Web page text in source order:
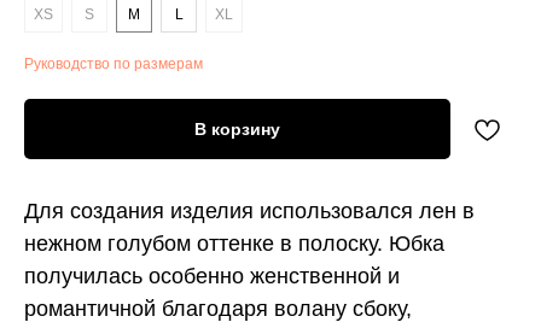
XS
S M L XL
Руководство по размерам
В корзину
Для создания изделия использовался лен в
нежном голубом оттенке в полоску. Юбка
получилась особенно женственной и
романтичной благодаря волану сбоку,